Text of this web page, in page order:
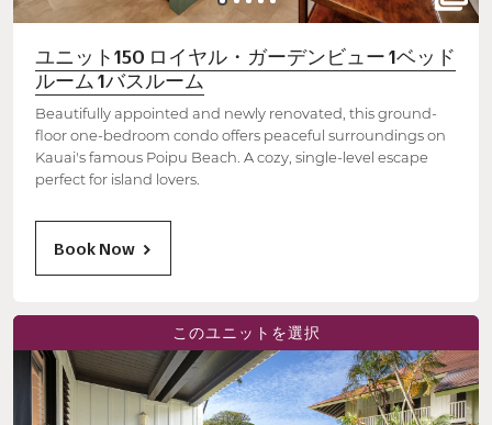
ユニット150 ロイヤル・ガーデンビュー 1ベッド
ルーム 1バスルーム
Beautifully appointed and newly renovated, this ground-
floor one-bedroom condo offers peaceful surroundings on
Kauai's famous Poipu Beach. A cozy, single-level escape
perfect for island lovers.
Book Now
このユニットを選択